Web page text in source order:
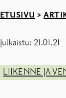
ETUSIVU >
Julkaistu: 21.01.21
LIIKENNE JA